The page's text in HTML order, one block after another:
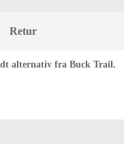
Retur
alternativ fra Buck Trail.